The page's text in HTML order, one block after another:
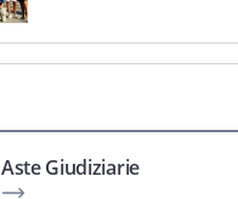
Aste Giudiziarie